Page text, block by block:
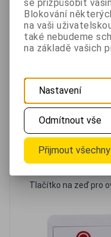
Jaké
Ochrana
Tlačítko na zeď pro
se přizpůsobit
Blokování
na vaši
také nebudeme
na základě vašich
Nastavení
Odmítnout vše
Přijmout